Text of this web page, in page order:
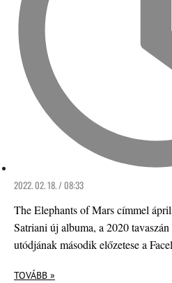
2022. 02. 18. / 08:33
The Elephants of Mars címmel
Satriani új albuma, a 2020
utódjának második előzetese a
TOVÁBB »